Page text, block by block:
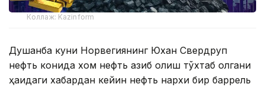
Коллаж: Kazinform
Душанба куни Норвегиянинг Юхан Свердруп
нефть конида хом нефть қазиб олиш тўхтаб қолгани
ҳақидаги хабардан кейин нефть нархи бир баррель